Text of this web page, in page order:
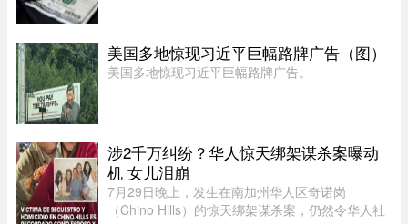
资本利得及投资的审查—— ...
美国多地惊现习近平巨幅路牌广告（图）
美国多地惊现习近平巨幅路牌广告。
涉2千万纠纷？华人惊天绑架谋杀案曝动
机 女儿泪崩
7月29日晚上，发生在南加州华人区奇诺岗
（Chino Hills）的惊天绑架谋杀案，仍然令华人社